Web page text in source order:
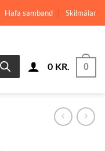
Hafa samband Skilmálar
0 KR. 0